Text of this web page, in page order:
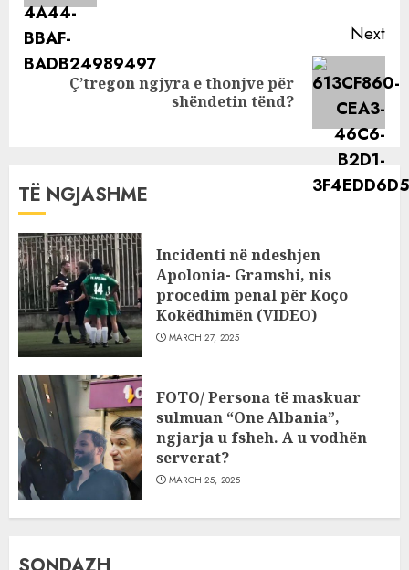
Next
Ç’tregon ngjyra e thonjve për
shëndetin tënd?
TË NGJASHME
Incidenti në ndeshjen
Apolonia- Gramshi, nis
procedim penal për Koço
Kokëdhimën (VIDEO)
MARCH 27, 2025
FOTO/ Persona të maskuar
sulmuan “One Albania”,
ngjarja u fsheh. A u vodhën
serverat?
MARCH 25, 2025